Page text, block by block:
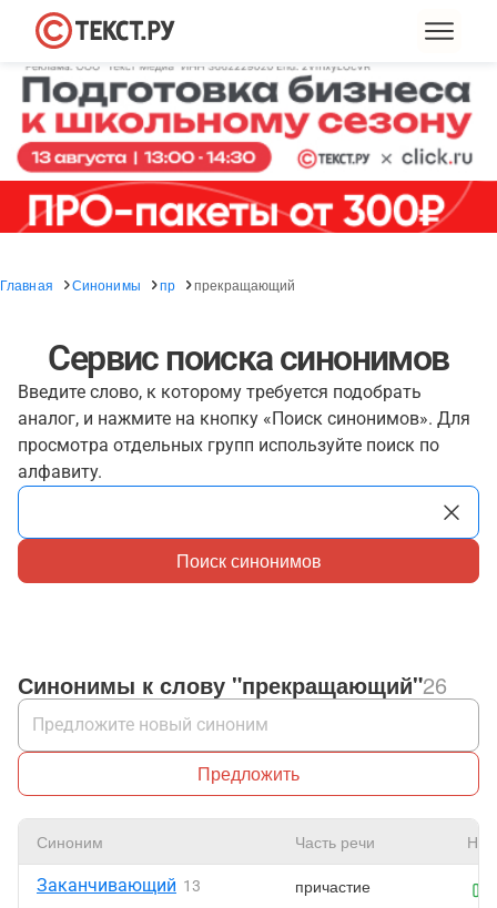
Главная Синонимы пр прекращающий
Сервис поиска синонимов
Введите слово, к которому требуется подобрать
аналог, и нажмите на кнопку «Поиск синонимов». Для
просмотра отдельных групп используйте поиск по
алфавиту.
Поиск синонимов
Синонимы к слову "прекращающий"26
Предложить
Синоним Часть речи
Заканчивающий 13 причастие